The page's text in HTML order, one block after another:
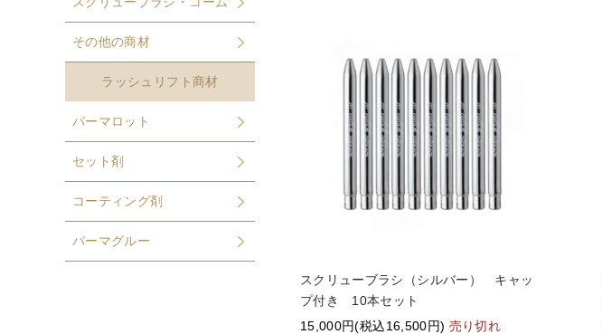
スクリューブラシ（シルバー） キャッ
プ付き 10本セット
15,000円(税込16,500円) 売り切れ
その他の商材
ラッシュリフト商材
パーマロット
セット剤
コーティング剤
パーマグルー